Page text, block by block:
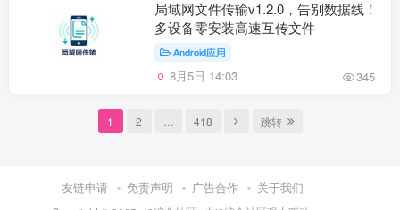
局域网文件传输v1.2.0，告别数据线！
多设备零安装高速互传文件
Android应用
8月5日 14:03 345
1 2 418 跳转
友链申请 免责声明 广告合作 关于我们